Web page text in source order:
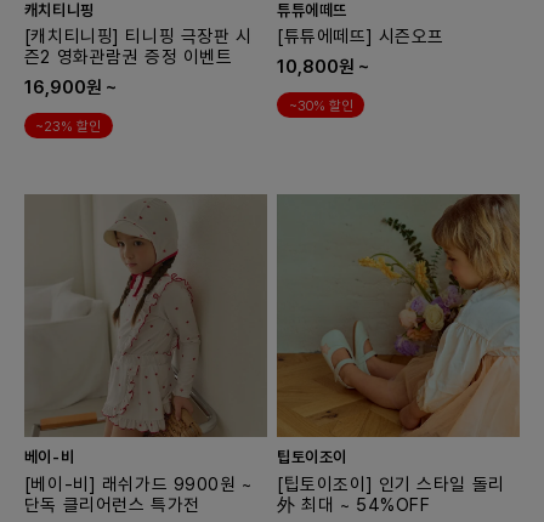
캐치티니핑
[캐치티니핑] 티니핑 극장판 시
즌2 영화관람권 증정 이벤트
16,900원 ~
~23% 할인
튜튜에떼뜨
[튜튜에떼뜨] 시즌오프
10,800원 ~
~30% 할인
베이-비
[베이-비] 래쉬가드 9900원 ~
단독 클리어런스 특가전
팁토이조이
[팁토이조이] 인기 스타일 돌리
外 최대 ~ 54%OFF